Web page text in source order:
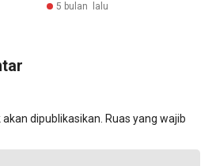
5 bulan lalu
dipublikasikan. Ruas yang wajib